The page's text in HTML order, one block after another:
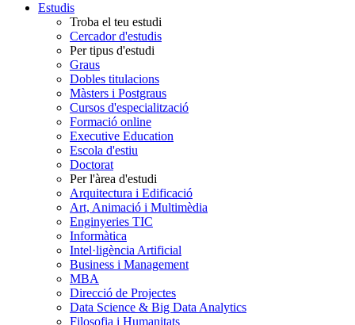
Estudis
Troba el teu estudi
Cercador d'estudis
Per tipus d'estudi
Graus
Dobles titulacions
Màsters i Postgraus
Cursos d'especialització
Formació online
Executive Education
Escola d'estiu
Doctorat
Per l'àrea d'estudi
Arquitectura i Edificació
Art, Animació i Multimèdia
Enginyeries TIC
Informàtica
Intel·ligència Artificial
Business i Management
MBA
Direcció de Projectes
Data Science & Big Data Analytics
Filosofia i Humanitats